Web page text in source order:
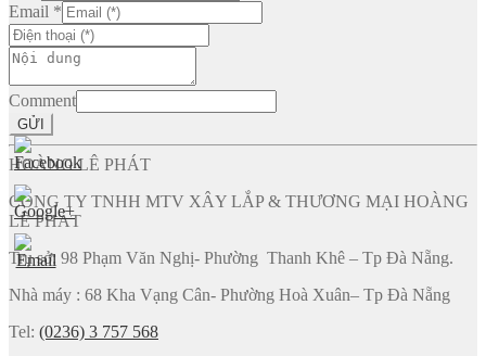
Email *
Comment
GỬI
HOÀNG LÊ PHÁT
CÔNG TY TNHH MTV XÂY LẮP & THƯƠNG MẠI HOÀNG
LÊ PHÁT
Trụ sở: 98 Phạm Văn Nghị- Phường Thanh Khê – Tp Đà Nẵng.
Nhà máy : 68 Kha Vạng Cân- Phường Hoà Xuân– Tp Đà Nẵng
Tel: (0236) 3 757 568